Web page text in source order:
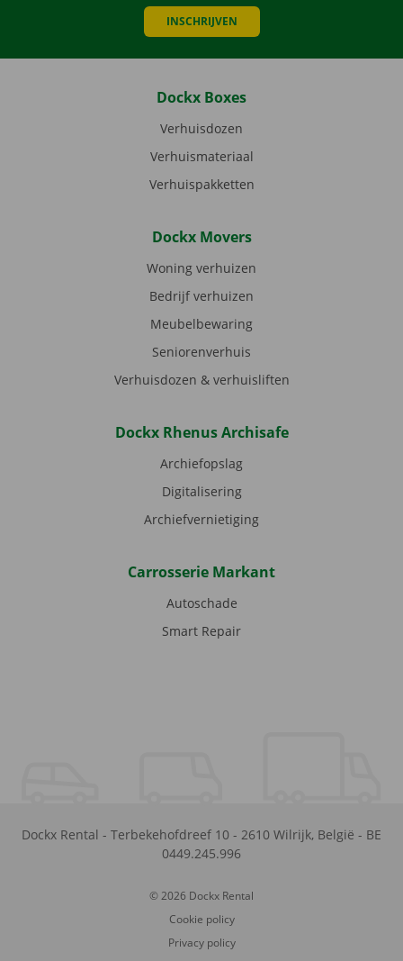
INSCHRIJVEN
Dockx Boxes
Verhuisdozen
Verhuismateriaal
Verhuispakketten
Dockx Movers
Woning verhuizen
Bedrijf verhuizen
Meubelbewaring
Seniorenverhuis
Verhuisdozen & verhuisliften
Dockx Rhenus Archisafe
Archiefopslag
Digitalisering
Archiefvernietiging
Carrosserie Markant
Autoschade
Smart Repair
Dockx Rental - Terbekehofdreef 10 - 2610 Wilrijk, België - BE
0449.245.996
© 2026 Dockx Rental
Cookie policy
Privacy policy